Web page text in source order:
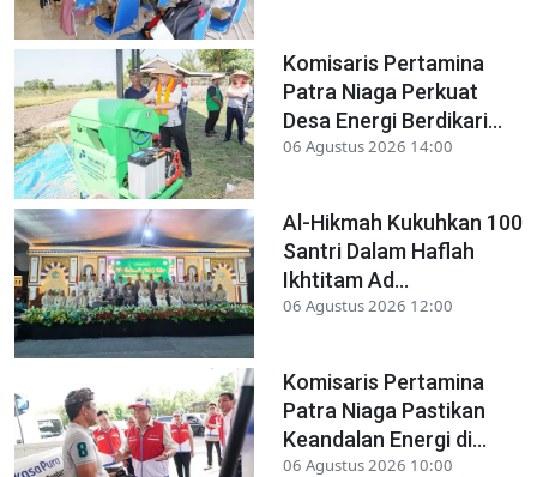
Komisaris Pertamina
Patra Niaga Perkuat
Desa Energi Berdikari...
06 Agustus 2026 14:00
Al-Hikmah Kukuhkan 100
Santri Dalam Haflah
Ikhtitam Ad...
06 Agustus 2026 12:00
Komisaris Pertamina
Patra Niaga Pastikan
Keandalan Energi di...
06 Agustus 2026 10:00